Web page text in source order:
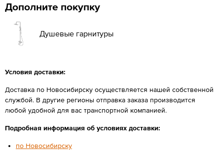
Дополните покупку
Душевые гарнитуры
Условия доставки:
Доставка по Новосибирску осуществляется нашей собственной
службой. В другие регионы отправка заказа производится
любой удобной для вас транспортной компанией.
Подробная информация об условиях доставки:
по Новосибирску